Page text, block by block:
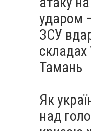
ударом
ЗСУ
складах
Тамань
Як
над